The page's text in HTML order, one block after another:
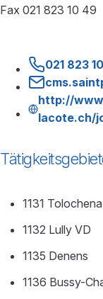
Fax 021 823 10 49
021 823
http://
lacote.ch/
1131
1132 Lully VD
1135 Denens
1136 Bussy-